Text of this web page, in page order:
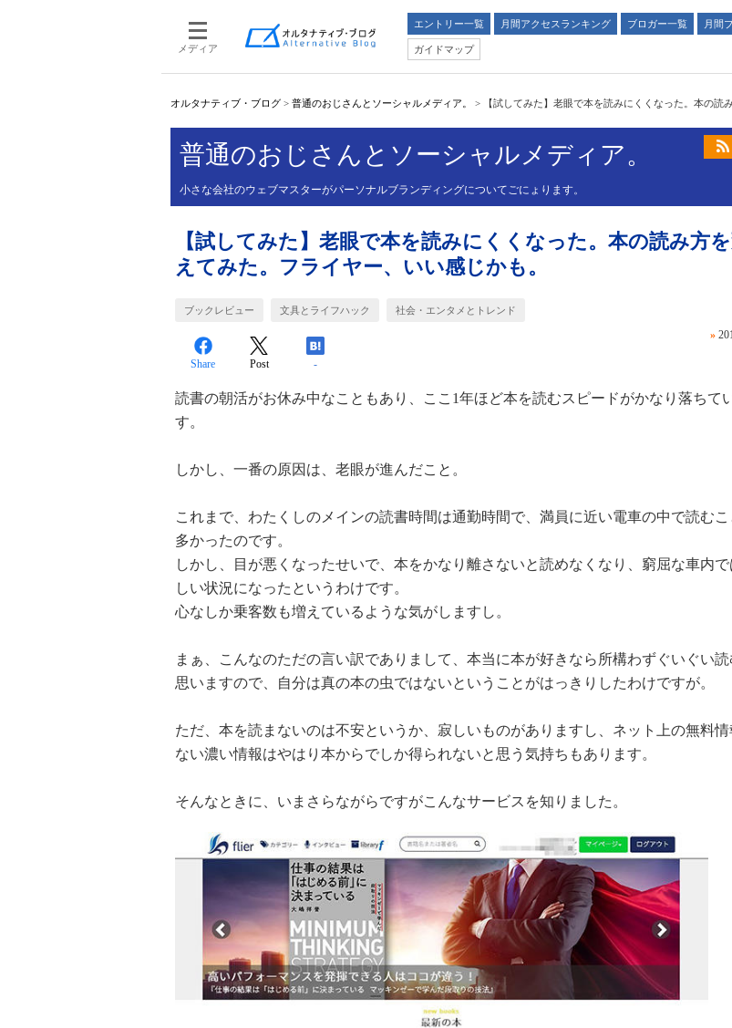
メディア
エントリー一覧 月間アクセスランキング ブロガー一覧
月間
ガイドマップ
オルタナティブ・ブログ > 普通のおじさんとソーシャルメディア。 > 【試してみた】老眼で本を読みにくくなった。本の読
普通のおじさんとソーシャルメディア。
小さな会社のウェブマスターがパーソナルブランディングについてごにょります。
【試してみた】老眼で本を読みにくくなった。本の読み方
えてみた。フライヤー、いい感じかも。
ブックレビュー 文具とライフハック 社会・エンタメとトレンド
»
Share Post -
読書の朝活がお休み中なこともあり、ここ1年ほど本を読むスピードがかなり落ちて
す。
しかし、一番の原因は、老眼が進んだこと。
これまで、わたくしのメインの読書時間は通勤時間で、満員に近い電車の中で読む
多かったのです。
しかし、目が悪くなったせいで、本をかなり離さないと読めなくなり、窮屈な車内
しい状況になったというわけです。
心なしか乗客数も増えているような気がしますし。
まぁ、こんなのただの言い訳でありまして、本当に本が好きなら所構わずぐいぐい読
思いますので、自分は真の本の虫ではないということがはっきりしたわけですが。
ただ、本を読まないのは不安というか、寂しいものがありますし、ネット上の無料
ない濃い情報はやはり本からでしか得られないと思う気持ちもあります。
そんなときに、いまさらながらですがこんなサービスを知りました。